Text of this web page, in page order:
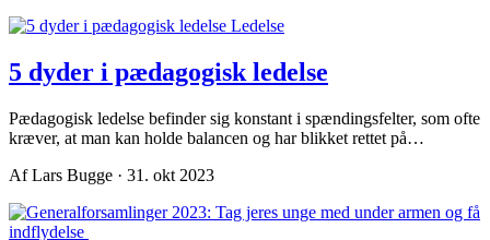
Ledelse
5 dyder i pædagogisk ledelse
Pædagogisk ledelse befinder sig konstant i spændingsfelter, som ofte
kræver, at man kan holde balancen og har blikket rettet på…
Af Lars Bugge · 31. okt 2023